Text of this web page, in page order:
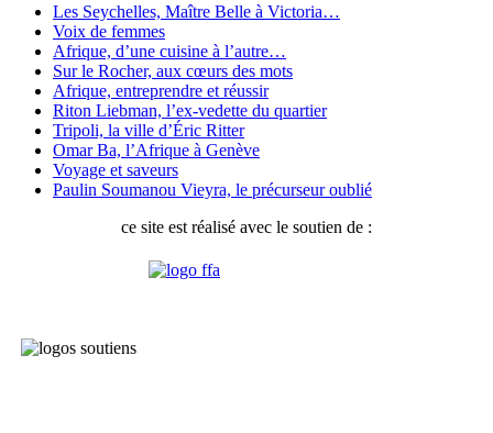
Les Seychelles, Maître Belle à Victoria…
Voix de femmes
Afrique, d’une cuisine à l’autre…
Sur le Rocher, aux cœurs des mots
Afrique, entreprendre et réussir
Riton Liebman, l’ex-vedette du quartier
Tripoli, la ville d’Éric Ritter
Omar Ba, l’Afrique à Genève
Voyage et saveurs
Paulin Soumanou Vieyra, le précurseur oublié
ce site est réalisé avec le soutien de :